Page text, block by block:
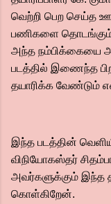
வெற்றி பெற செய்த
பணிகளை தொடங்கும்
அந்த நம்பிக்கையை
படத்தில் இணைந்த
தயாரிக்க வேண்டும்
இந்த படத்தின்
விநியோகஸ்தர்
அவர்களுக்கும் இந்த
கொள்கிறேன்.